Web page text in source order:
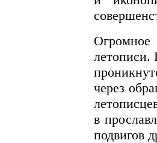
летописи.
через
в
подвигов